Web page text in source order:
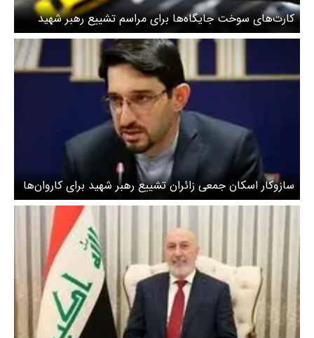
کارت‌های سوخت جایگاه‌ها برای مراسم تشییع رهبر شهید
افزایش یافت
سازوکار اسکان جمعی زائران تشییع رهبر شهید برای کاروان‌ها
/ زائران مراسم وداع چگونه از محل‌های اسکان در تهران مطلع
شوند؟